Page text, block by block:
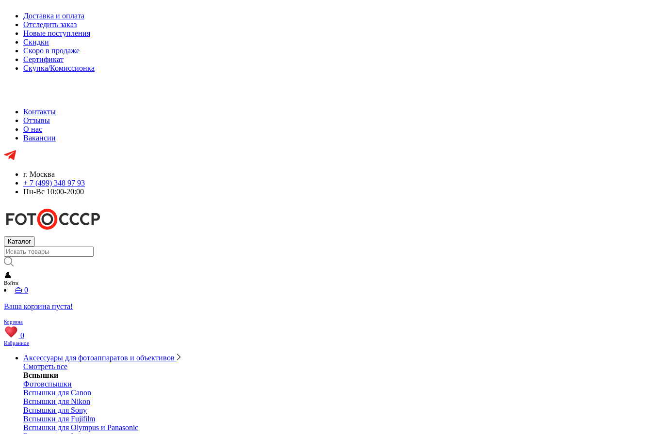
Доставка и оплата
Отследить заказ
Новые поступления
Скидки
Скоро в продаже
Сертификат
Скупка/Комиссионка
Контакты
Отзывы
О нас
Вакансии
г. Москва
+ 7 (499) 348 97 93
Пн-Вс 10:00-20:00
Каталог
👤
Войти
👜 0
Ваша корзина пуста!
Корзина
0
Избранное
Аксессуары для фотоаппаратов и объективов
Смотреть все
Вспышки
Фотовспышки
Вспышки для Canon
Вспышки для Nikon
Вспышки для Sony
Вспышки для Fujifilm
Вспышки для Olympus и Panasonic